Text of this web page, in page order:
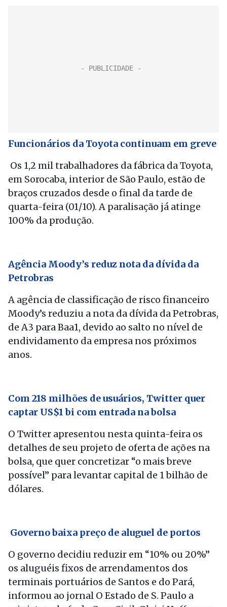
Funcionários da Toyota continuam em greve
Os 1,2 mil trabalhadores da fábrica da Toyota,
em Sorocaba, interior de São Paulo, estão de
braços cruzados desde o final da tarde de
quarta-feira (01/10). A paralisação já atinge
100% da produção.
Agência Moody’s reduz nota da dívida da
Petrobras
A agência de classificação de risco financeiro
Moody’s reduziu a nota da dívida da Petrobras,
de A3 para Baa1, devido ao salto no nível de
endividamento da empresa nos próximos
anos.
Com 218 milhões de usuários, Twitter quer
captar US$1 bi com entrada na bolsa
O Twitter apresentou nesta quinta-feira os
detalhes de seu projeto de oferta de ações na
bolsa, que quer concretizar “o mais breve
possível” para levantar capital de 1 bilhão de
dólares.
Governo baixa preço de aluguel de portos
O governo decidiu reduzir em “10% ou 20%”
os aluguéis fixos de arrendamentos dos
terminais portuários de Santos e do Pará,
informou ao jornal O Estado de S. Paulo a